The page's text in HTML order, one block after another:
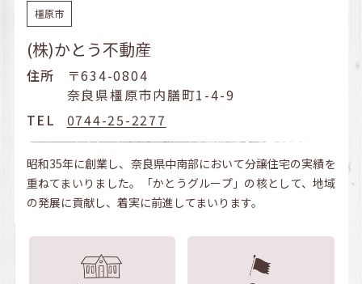
橿原市
(株)かとう不動産
住所
〒634-0804
奈良県橿原市内膳町1-4-9
TEL
0744-25-2277
昭和35年に創業し、奈良県中南部において分譲住宅の実績を
重ねてまいりました。「かとうグループ」の核として、地域
の発展に貢献し、着実に前進してまいります。